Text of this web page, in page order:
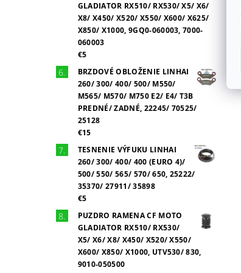
GLADIATOR RX510/ RX530/ X5/ X6/
X8/ X450/ X520/ X550/ X600/ X625/
X850/ X1000, 9GQ0-060003, 7000-
060003
€5
BRZDOVÉ OBLOŽENIE LINHAI
260/ 300/ 400/ 500/ M550/
M565/ M570/ M750 E2/ E4/ T3B
PREDNÉ/ ZADNÉ, 22245/ 70525/
25128
€15
TESNENIE VÝFUKU LINHAI
260/ 300/ 400/ 400 (EURO 4)/
500/ 550/ 565/ 570/ 650, 25222/
35370/ 27911/ 35898
€5
PUZDRO RAMENA CF MOTO
GLADIATOR RX510/ RX530/
X5/ X6/ X8/ X450/ X520/ X550/
X600/ X850/ X1000, UTV530/ 830,
9010-050500